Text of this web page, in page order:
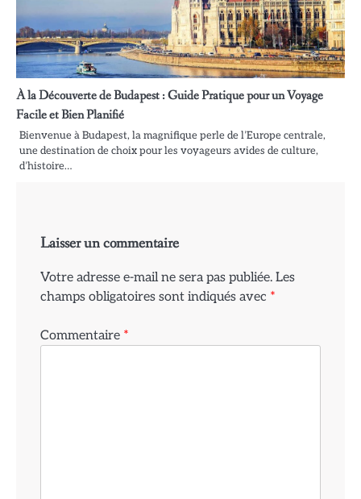
À la Découverte de Budapest : Guide Pratique pour un Voyage
Facile et Bien Planifié
Bienvenue à Budapest, la magnifique perle de l’Europe centrale,
une destination de choix pour les voyageurs avides de culture,
d’histoire…
Laisser un commentaire
Votre adresse e-mail ne sera pas publiée. Les
champs obligatoires sont indiqués avec *
Commentaire *